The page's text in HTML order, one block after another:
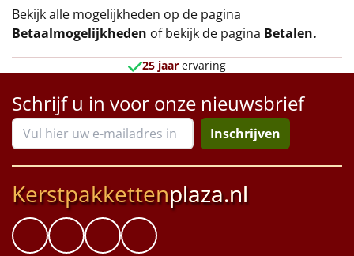
Bekijk alle mogelijkheden op de pagina
Betaalmogelijkheden of bekijk de pagina Betalen.
25 jaar ervaring
Schrijf u in voor onze nieuwsbrief
Inschrijven
Kerstpakkettenplaza.nl